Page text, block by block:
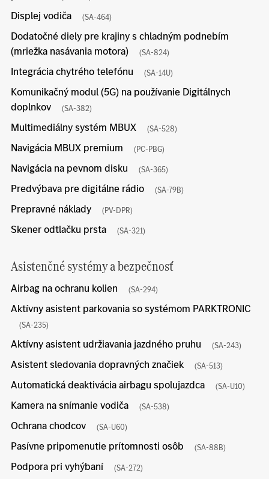
Displej vodiča (SA-464)
Dodatočné diely pre krajiny s chladným podnebím
(mriežka nasávania motora)
(SA-824)
Integrácia chytrého telefónu (SA-14U)
Komunikačný modul (5G) na používanie Digitálnych
doplnkov
(SA-382)
Multimediálny systém MBUX (SA-528)
Navigácia MBUX premium (PC-PBG)
Navigácia na pevnom disku (SA-365)
Predvýbava pre digitálne rádio (SA-79B)
Prepravné náklady (PV-DPR)
Skener odtlačku prsta (SA-321)
Asistenčné systémy a bezpečnosť
Airbag na ochranu kolien (SA-294)
Aktívny asistent parkovania so systémom PARKTRONIC
(SA-235)
Aktívny asistent udržiavania jazdného pruhu (SA-243)
Asistent sledovania dopravných značiek (SA-513)
Automatická deaktivácia airbagu spolujazdca (SA-U10)
Kamera na snímanie vodiča (SA-538)
Ochrana chodcov (SA-U60)
Pasívne pripomenutie prítomnosti osôb (SA-88B)
Podpora pri vyhýbaní (SA-272)